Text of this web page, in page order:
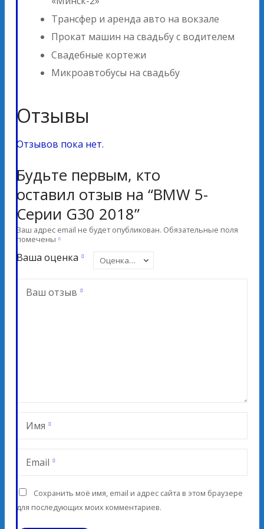
Трансфер и аренда авто на вокзале
Прокат машин на свадьбу с водителем
Свадебные кортежи
Микроавтобусы на свадьбу
Отзывы
Отзывов пока нет.
Будьте первым, кто
оставил отзыв на “BMW 5-
Серии G30 2018”
Ваш адрес email не будет опубликован. Обязательные поля
помечены
Ваша оценка
Ваш отзыв
Имя
Email
Сохранить моё имя, email и адрес сайта в этом браузере
для последующих моих комментариев.